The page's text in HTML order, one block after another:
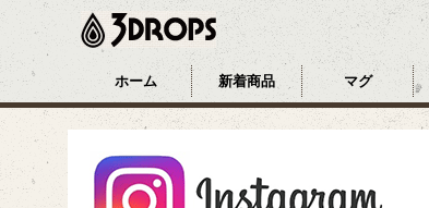
ホーム 新着商品 マグ